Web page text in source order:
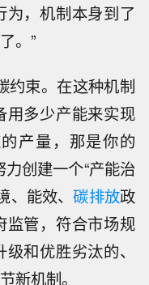
，机制本身到了
。”
约束。在这种机制
用多少产能来实现
产量，那是你的
创建一个“产能治
、能效、碳排放政
监管，符合市场规
和优胜劣汰的、
新机制。